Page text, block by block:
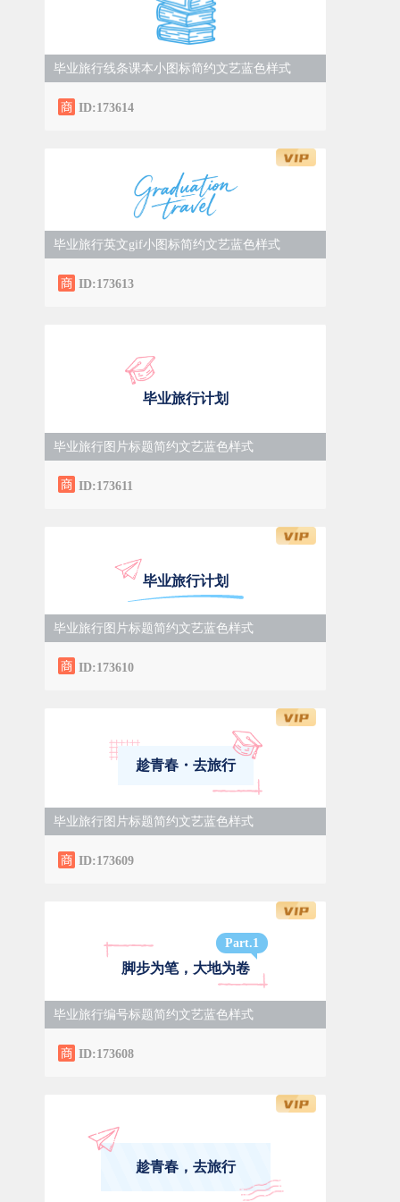
毕业旅行线条课本小图标简约文艺蓝色样式
ID:173614
毕业旅行英文gif小图标简约文艺蓝色样式
ID:173613
毕业旅行计划
毕业旅行图片标题简约文艺蓝色样式
ID:173611
毕业旅行计划
毕业旅行图片标题简约文艺蓝色样式
ID:173610
趁青春・去旅行
毕业旅行图片标题简约文艺蓝色样式
ID:173609
Part.1
脚步为笔，大地为卷
毕业旅行编号标题简约文艺蓝色样式
ID:173608
趁青春，去旅行